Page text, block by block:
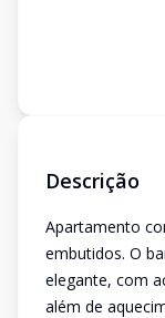
Descrição
Apartamento
embutidos. O
elegante, com
além de